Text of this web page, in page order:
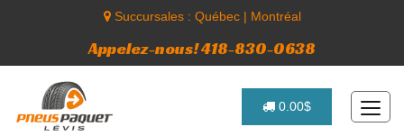
Succursales : Québec| Montréal
Appelez-nous! 418-830-0638
0.00$